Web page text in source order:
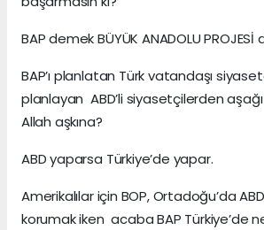
BAP demek BÜYÜK ANADOLU
BAP’ı planlatan Türk vatandaşı
planlayan ABD’li siyasetçilerden aşağı
Allah aşkına?
ABD yaparsa Türkiye’de yapar.
Amerikalılar için BOP, Ortadoğu’da
korumak iken acaba BAP Türkiye’de